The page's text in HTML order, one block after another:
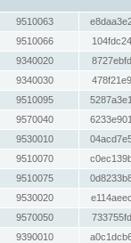
9510063
9510066
9340020
9340030
9510095
9570040
9530010
9510070
9510075
9530020
9570050
9390010